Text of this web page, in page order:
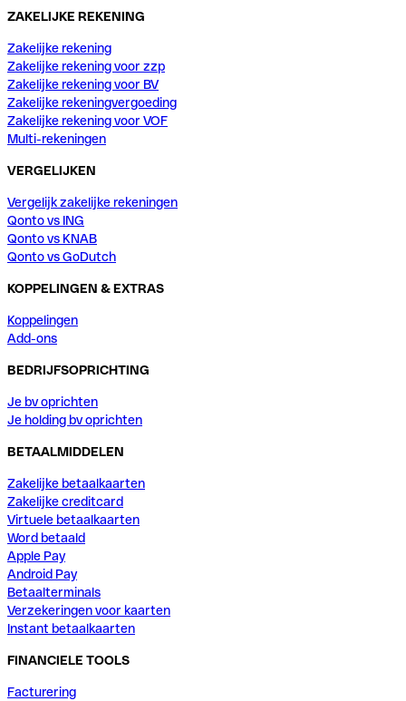
ZAKELIJKE REKENING
Zakelijke rekening
Zakelijke rekening voor zzp
Zakelijke rekening voor BV
Zakelijke rekeningvergoeding
Zakelijke rekening voor VOF
Multi-rekeningen
VERGELIJKEN
Vergelijk zakelijke rekeningen
Qonto vs ING
Qonto vs KNAB
Qonto vs GoDutch
KOPPELINGEN & EXTRAS
Koppelingen
Add-ons
BEDRIJFSOPRICHTING
Je bv oprichten
Je holding bv oprichten
BETAALMIDDELEN
Zakelijke betaalkaarten
Zakelijke creditcard
Virtuele betaalkaarten
Word betaald
Apple Pay
Android Pay
Betaalterminals
Verzekeringen voor kaarten
Instant betaalkaarten
FINANCIELE TOOLS
Facturering